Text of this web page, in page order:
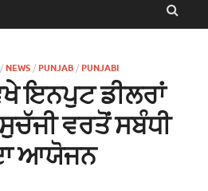
/ NEWS / PUNJAB / PUNJABI
ਇਨਪੁਟ ਡੀਲਰਾਂ
ਵਰਤੋਂ ਸਬੰਧੀ
ਆਯੋਜਨ